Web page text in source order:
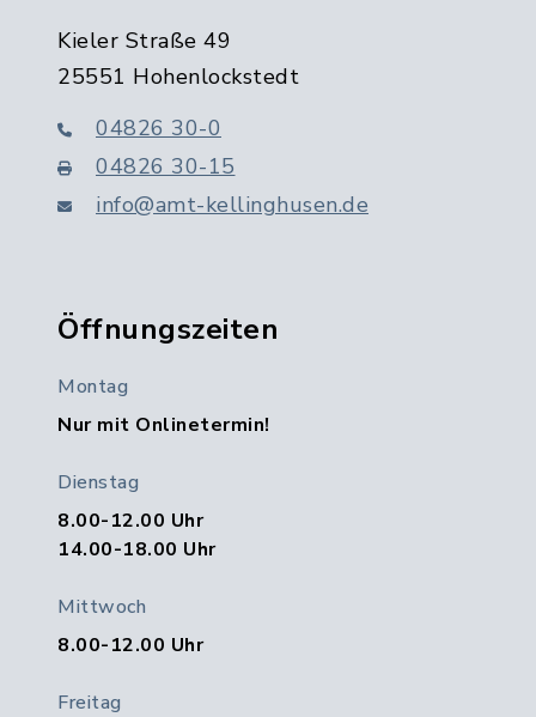
Kieler Straße 49
25551 Hohenlockstedt
04826 30-0
04826 30-15
info@amt-kellinghusen.de
Öffnungszeiten
Montag
Nur mit Onlinetermin!
Dienstag
8.00-12.00 Uhr
14.00-18.00 Uhr
Mittwoch
8.00-12.00 Uhr
Freitag